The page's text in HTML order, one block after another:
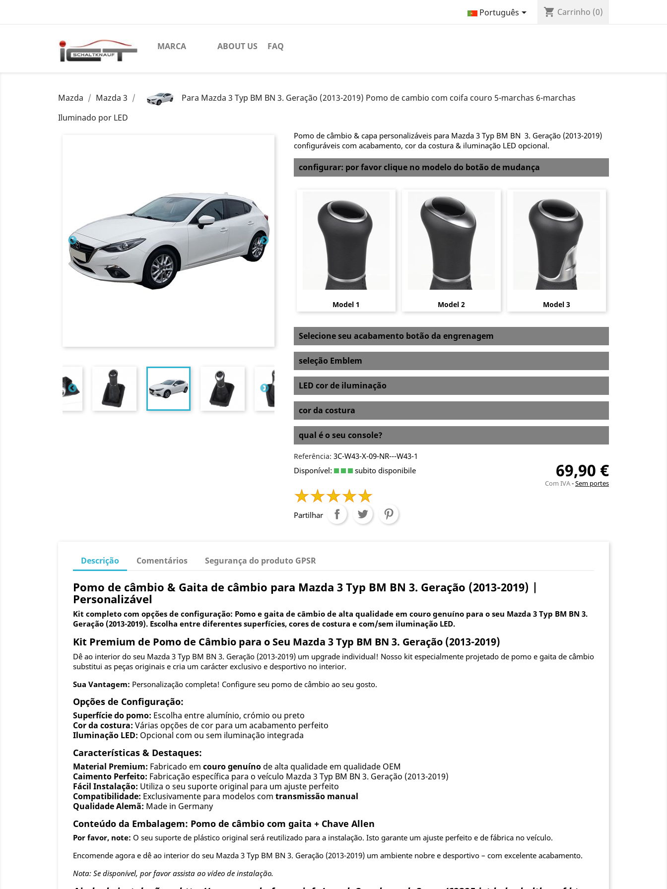
Português shopping_cart Carrinho (0)
MARCA ABOUT US FAQ
Mazda Mazda 3
Para Mazda 3 Typ BM BN 3. Geração (2013-2019) Pomo de cambio com coifa couro 5-marchas 6-marchas
Iluminado por LED
Pomo de câmbio & capa personalizáveis para Mazda 3 Typ BM BN 3. Geração (2013-2019)
configuráveis com acabamento, cor da costura & iluminação LED opcional.
configurar: por favor clique no modelo do botão de mudança
Model 1 Model 2 Model 3
Selecione seu acabamento botão da engrenagem
seleção Emblem
LED cor de iluminação
cor da costura
qual é o seu console?
Referência: 3C-W43-X-09-NR---W43-1
Disponível:
subito disponibile 69,90 €
Com IVA Sem portes
Partilhar
Descrição Comentários Segurança do produto GPSR
Pomo de câmbio & Gaita de câmbio para Mazda 3 Typ BM BN 3. Geração (2013-2019) |
Personalizável
Kit completo com opções de configuração: Pomo e gaita de câmbio de alta qualidade em couro genuíno para o seu Mazda 3 Typ BM BN 3.
Geração (2013-2019). Escolha entre diferentes superfícies, cores de costura e com/sem iluminação LED.
Kit Premium de Pomo de Câmbio para o Seu Mazda 3 Typ BM BN 3. Geração (2013-2019)
Dê ao interior do seu Mazda 3 Typ BM BN 3. Geração (2013-2019) um upgrade individual! Nosso kit especialmente projetado de pomo e gaita de câmbio
substitui as peças originais e cria um carácter exclusivo e desportivo no interior.
Sua Vantagem: Personalização completa! Configure seu pomo de câmbio ao seu gosto.
Opções de Configuração:
Superfície do pomo: Escolha entre alumínio, crómio ou preto
Cor da costura: Várias opções de cor para um acabamento perfeito
Iluminação LED: Opcional com ou sem iluminação integrada
Características & Destaques:
Material Premium: Fabricado em couro genuíno de alta qualidade em qualidade OEM
Caimento Perfeito: Fabricação específica para o veículo Mazda 3 Typ BM BN 3. Geração (2013-2019)
Fácil Instalação: Utiliza o seu suporte original para um ajuste perfeito
Compatibilidade: Exclusivamente para modelos com transmissão manual
Qualidade Alemã: Made in Germany
Conteúdo da Embalagem: Pomo de câmbio com gaita + Chave Allen
Por favor, note: O seu suporte de plástico original será reutilizado para a instalação. Isto garante um ajuste perfeito e de fábrica no veículo.
Encomende agora e dê ao interior do seu Mazda 3 Typ BM BN 3. Geração (2013-2019) um ambiente nobre e desportivo – com excelente acabamento.
Nota: Se disponível, por favor assista ao vídeo de instalação.